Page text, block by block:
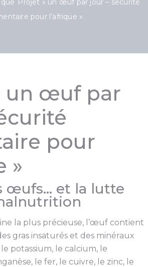
Projet « un œuf par jour – sécurité
pour l’afrique »
un œuf par
pour
»
œufs… et la lutte
la plus précieuse, l’œuf contient
gras insaturés et des minéraux
potassium, le calcium, le
le fer, le cuivre, le zinc, le